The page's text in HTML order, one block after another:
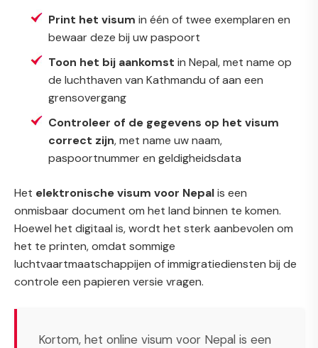
Print het visum in één of twee exemplaren en
bewaar deze bij uw paspoort
Toon het bij aankomst in Nepal, met name op
de luchthaven van Kathmandu of aan een
grensovergang
Controleer of de gegevens op het visum
correct zijn, met name uw naam,
paspoortnummer en geldigheidsdata
Het elektronische visum voor Nepalis een
onmisbaar document om het land binnen te komen.
Hoewel het digitaal is, wordt het sterk aanbevolen om
het te printen, omdat sommige
luchtvaartmaatschappijen of immigratiediensten bij de
controle een papieren versie vragen.
Kortom, het online visum voor Nepal is een